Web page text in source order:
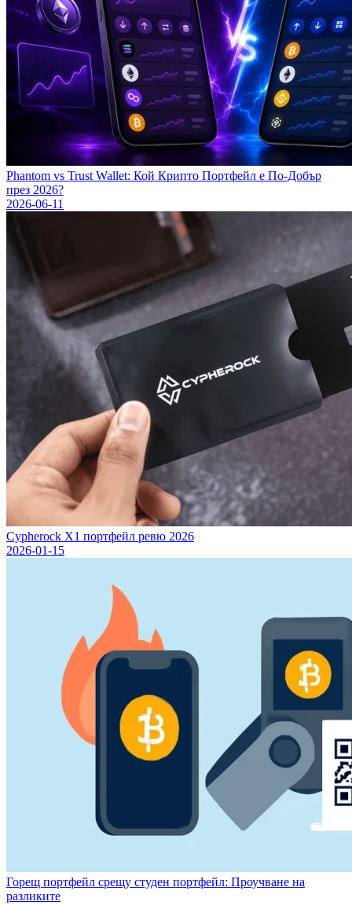
Phantom vs Trust Wallet: Кой Крипто Портфейл е По-Добър
през 2026?
2026-06-11
Cypherock X1 портфейл ревю 2026
2026-01-15
Горещ портфейл срещу студен портфейл: Проучване на
разликите